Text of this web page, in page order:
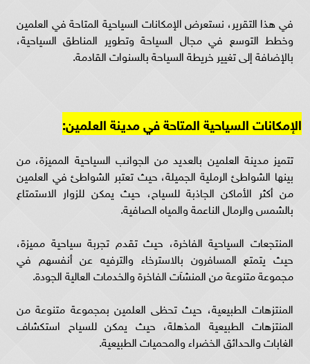
في هذا التقرير، نستعرض الإمكانات السياحية المتاحة في العلمين
وخطط التوسع في مجال السياحة وتطوير المناطق السياحية،
بالإضافة إلى تغيير خريطة السياحة بالسنوات القادمة.
الإمكانات السياحية المتاحة في مدينة العلمين:
تتميز مدينة العلمين بالعديد من الجوانب السياحية المميزة، من
بينها الشواطئ الرملية الجميلة، حيث تعتبر الشواطئ في العلمين
من أكثر الأماكن الجاذبة للسياح، حيث يمكن للزوار الاستمتاع
بالشمس والرمال الناعمة والمياه الصافية.
المنتجعات السياحية الفاخرة، حيث تقدم تجربة سياحية مميزة،
حيث يتمتع المسافرون بالاسترخاء والترفيه عن أنفسهم في
مجموعة متنوعة من المنشآت الفاخرة والخدمات العالية الجودة.
المنتزهات الطبيعية، حيث تحظى العلمين بمجموعة متنوعة من
المنتزهات الطبيعية المذهلة، حيث يمكن للسياح استكشاف
الغابات والحدائق الخضراء والمحميات الطبيعية.